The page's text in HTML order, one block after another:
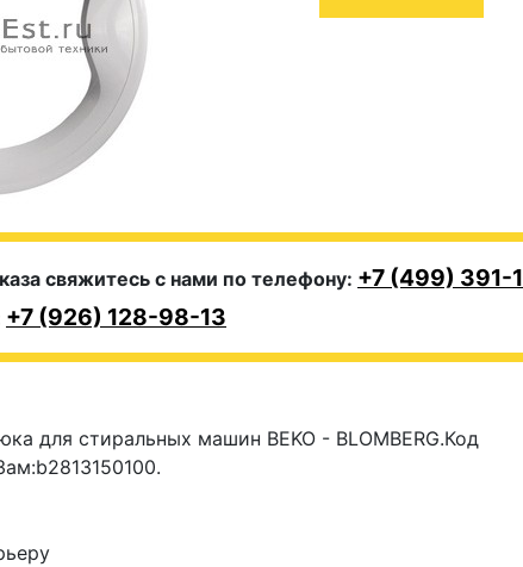
свяжитесь с нами по телефону: +7 (499) 391-
+7 (926) 128-98-13
для стиральных машин BEKO - BLOMBERG.Код